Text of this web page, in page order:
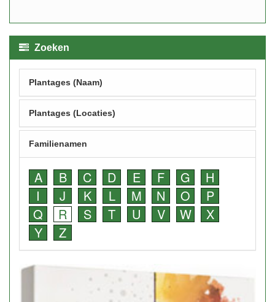
Zoeken
Plantages (Naam)
Plantages (Locaties)
Familienamen
A B C D E F G
H
I
J K L M N O
P
Q
R S T U V W
X
Y
Z